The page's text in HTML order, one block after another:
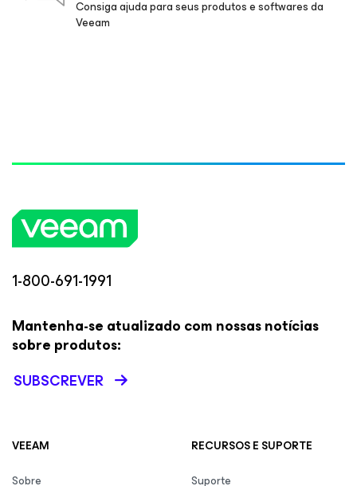
Consiga ajuda para seus produtos e softwares da
Veeam
1-800-691-1991
Mantenha-se atualizado com nossas notícias
sobre produtos:
SUBSCREVER
VEEAM
Sobre
RECURSOS E SUPORTE
Suporte